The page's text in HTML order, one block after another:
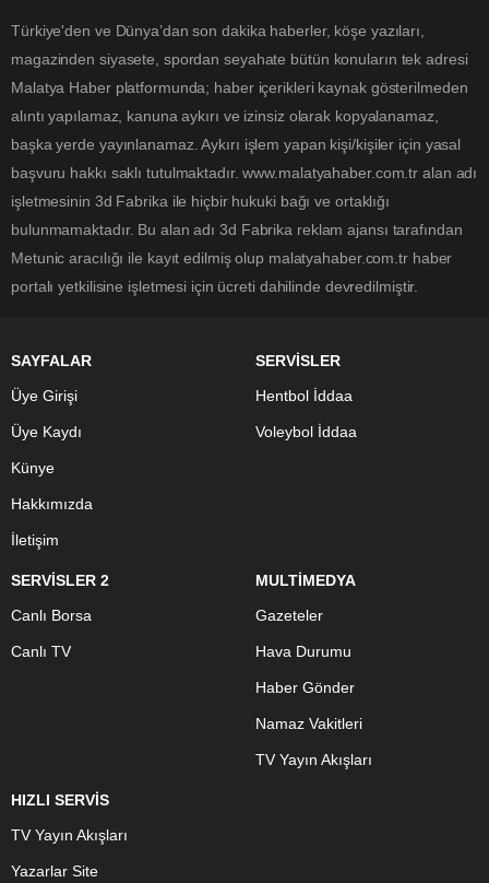
Türkiye'den ve Dünya’dan son dakika haberler, köşe yazıları,
magazinden siyasete, spordan seyahate bütün konuların tek adresi
Malatya Haber platformunda; haber içerikleri kaynak gösterilmeden
alıntı yapılamaz, kanuna aykırı ve izinsiz olarak kopyalanamaz,
başka yerde yayınlanamaz. Aykırı işlem yapan kişi/kişiler için yasal
başvuru hakkı saklı tutulmaktadır. www.malatyahaber.com.tr alan adı
işletmesinin 3d Fabrika ile hiçbir hukuki bağı ve ortaklığı
bulunmamaktadır. Bu alan adı 3d Fabrika reklam ajansı tarafından
Metunic aracılığı ile kayıt edilmiş olup malatyahaber.com.tr haber
portalı yetkilisine işletmesi için ücreti dahilinde devredilmiştir.
SAYFALAR
Üye Girişi
Üye Kaydı
Künye
Hakkımızda
İletişim
SERVİSLER
Hentbol İddaa
Voleybol İddaa
SERVİSLER 2
Canlı Borsa
Canlı TV
MULTİMEDYA
Gazeteler
Hava Durumu
Haber Gönder
Namaz Vakitleri
TV Yayın Akışları
HIZLI SERVİS
TV Yayın Akışları
Yazarlar Site